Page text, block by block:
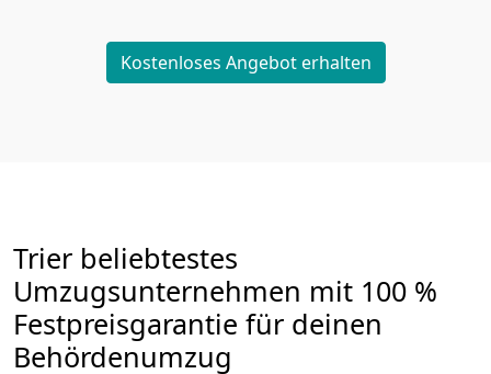
Kostenloses Angebot erhalten
Trier beliebtestes
Umzugsunternehmen mit 100 %
Festpreisgarantie für deinen
Behördenumzug